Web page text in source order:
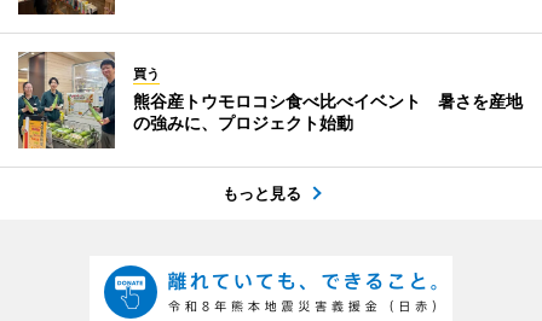
買う
熊谷産トウモロコシ食べ比べイベント 暑さを産地
の強みに、プロジェクト始動
もっと見る